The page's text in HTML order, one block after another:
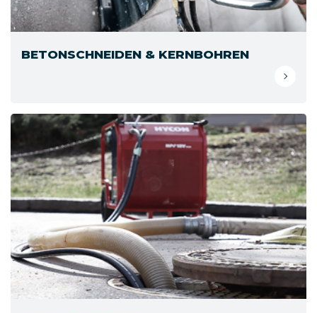
BETONSCHNEIDEN & KERNBOHREN